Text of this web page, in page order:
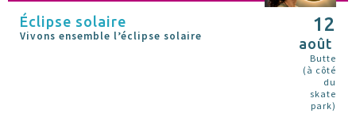
Éclipse solaire
Vivons ensemble l’éclipse solaire
12
août
Butte
(à côté
du
skate
park)